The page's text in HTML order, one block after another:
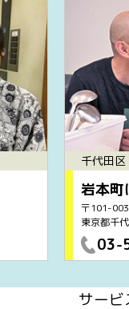
千代田区
岩本町
〒101-
東京都千
03-
サー